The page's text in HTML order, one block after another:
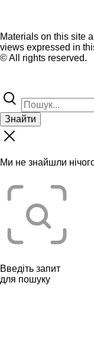
Materials on this site
views expressed in
© All rights reserved.
Знайти
Ми не знайшли
Введіть запит
для пошуку